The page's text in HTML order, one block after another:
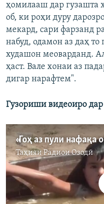
ҳомилааш дар гузашта
об, ки роҳи дуру
мекард, сари фарзанд
набуд, одамон аз даҳ
худашон меоварданд.
ҳаст. Вале хонаи аз
дигар нарафтем".
Гузориши видеоиро
ТаҳияиРадиои Озодӣ
Феълан